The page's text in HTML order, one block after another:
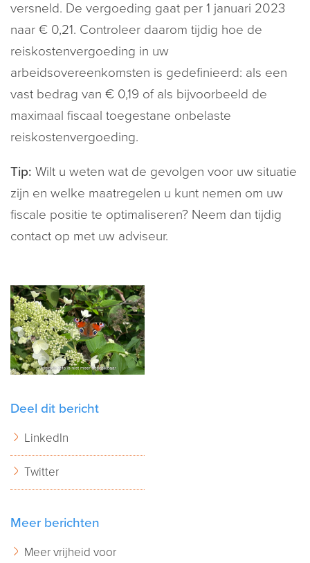
versneld. De vergoeding gaat per 1 januari 2023
naar € 0,21. Controleer daarom tijdig hoe de
reiskostenvergoeding in uw
arbeidsovereenkomsten is gedefinieerd: als een
vast bedrag van € 0,19 of als bijvoorbeeld de
maximaal fiscaal toegestane onbelaste
reiskostenvergoeding.
Tip: Wilt u weten wat de gevolgen voor uw situatie
zijn en welke maatregelen u kunt nemen om uw
fiscale positie te optimaliseren? Neem dan tijdig
contact op met uw adviseur.
Deel dit bericht
LinkedIn
Twitter
Meer berichten
Meer vrijheid voor